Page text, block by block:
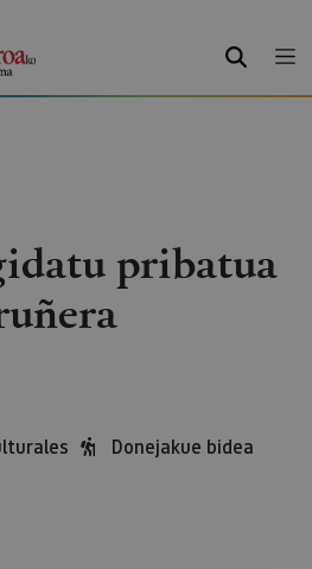
BILATU
pribatua
Donejakue bidea